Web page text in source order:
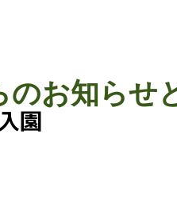
園
お知らせ